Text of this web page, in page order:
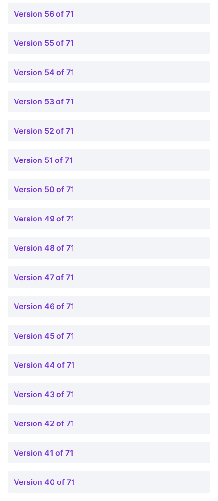
Version 56 of 71
Version 55 of 71
Version 54 of 71
Version 53 of 71
Version 52 of 71
Version 51 of 71
Version 50 of 71
Version 49 of 71
Version 48 of 71
Version 47 of 71
Version 46 of 71
Version 45 of 71
Version 44 of 71
Version 43 of 71
Version 42 of 71
Version 41 of 71
Version 40 of 71